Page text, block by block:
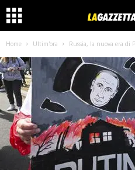
Home Ultim'ora Russia, la nuova era